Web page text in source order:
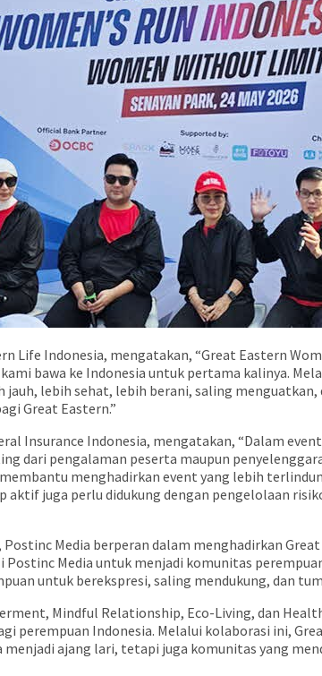
Life Indonesia, mengatakan, “Great Eastern
bawa ke Indonesia untuk pertama kalinya.
lebih sehat, lebih berani, saling menguatkan,
Great Eastern.”
Insurance Indonesia, mengatakan, “Dalam
dari pengalaman peserta maupun
menghadirkan event yang lebih
aktif juga perlu didukung dengan pengelolaan
Media berperan dalam menghadirkan
Postinc Media untuk menjadi komunitas
untuk berekspresi, saling mendukung, dan
Mindful Relationship, Eco-Living, dan
perempuan Indonesia. Melalui kolaborasi ini,
menjadi ajang lari, tetapi juga komunitas yang